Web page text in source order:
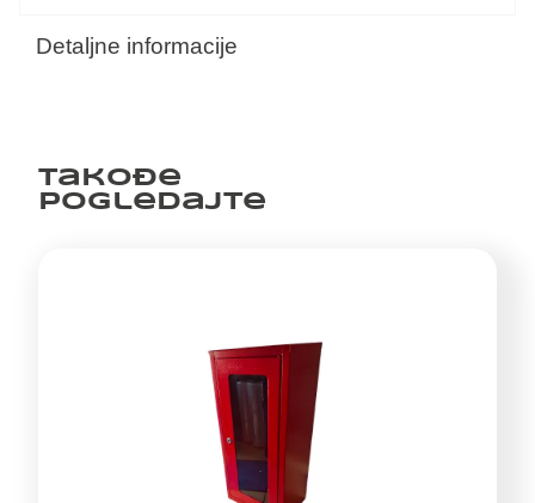
Detaljne informacije
Takođe
pogledajte